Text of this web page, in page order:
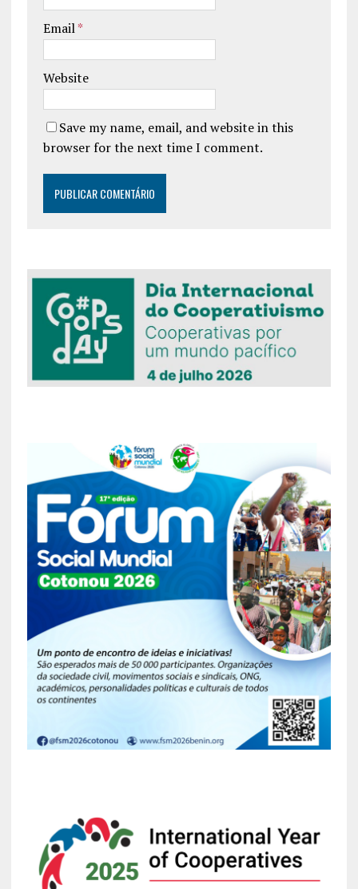
Email*
Website
Save my name, email, and website in this
browser for the next time I comment.